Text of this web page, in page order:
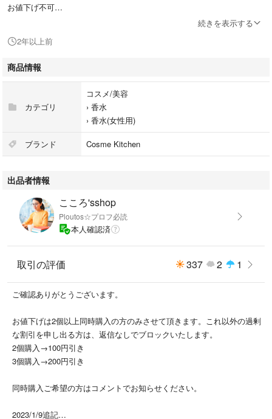
お値下げ不可
Purifying Salt Mist
【内容量】17ml
続きを表示する
2年以上前
商品情報
カテゴリ
コスメ/美容
› 香水
› 香水(女性用)
ブランド Cosme Kitchen
出品者情報
こころ'sshop
Ploutos☆プロフ必読
本人確認済
取引の評価 337 2 1
ご確認ありがとうございます。
お値下げは2個以上同時購入の方のみさせて頂きます。これ以外の過剰
な割引を申し出る方は、返信なしでブロックいたします。
2個購入→100円引き
3個購入→200円引き
同時購入ご希望の方はコメントでお知らせください。
2023/1/9追記